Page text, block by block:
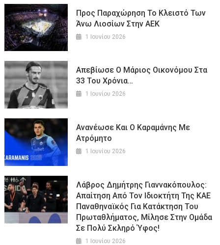
Προς Παραχώρηση Το Κλειστό Των
Άνω Λιοσίων Στην ΑΕΚ
1 Ιουνίου 2026
Απεβίωσε Ο Μάριος Οικονόμου Στα
33 Του Χρόνια…
1 Ιουνίου 2026
Ανανέωσε Και Ο Καραμάνης Με
Ατρόμητο
1 Ιουνίου 2026
Λάβρος Δημήτρης Γιαννακόπουλος:
Απαίτηση Από Τον Ιδιοκτήτη Της ΚΑΕ
Παναθηναϊκός Για Κατάκτηση Του
Πρωταθλήματος, Μίλησε Στην Ομάδα
Σε Πολύ Σκληρό Ύφος!
1 Ιουνίου 2026